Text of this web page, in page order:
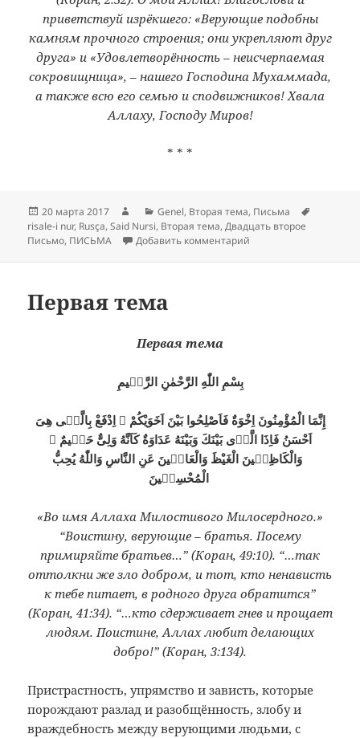
приветствуй изрёкшего: «Верующие подобны
камням прочного строения; они укрепляют друг
друга» и «Удовлетворённость – неисчерпаемая
сокровищница», – нашего Господина Мухаммада,
а также всю его семью и сподвижников! Хвала
Аллаху, Господу Миров!
* * *
Опубликовано
20 марта 2017 АвторРубрики
Genel, Вторая тема, Письма
risale-i nur, Rusça,Said Nursi, Вторая тема,Двадцать второе
Письмо, ПИСЬМА Добавить комментарий
Первая тема
Первая тема
بِسْمِ اللّٰهِ الرَّحْمٰنِ الرَّحٖيمِ
إِنَّمَا الْمُؤْمِنُونَ اِخْوَةٌ فَاَصْلِحُوا بَيْنَ اَخَوَيْكُمْ ۞ اِدْفَعْ بِالَّتٖى هِىَ
اَحْسَنُ فَاِذَا الَّذٖى بَيْنَكَ وَبَيْنَهُ عَدَاوَةٌ كَاَنَّهُ وَلِىٌّ حَمٖيمٌ ۞
وَالْكَاظِمٖينَ الْغَيْظَ وَالْعَافٖينَ عَنِ النَّاسِ وَاللّٰهُ يُحِبُّ
الْمُحْسِنٖينَ
«Во имя Аллаха Милостивого Милосердного.»
“Воистину, верующие – братья. Посему
примиряйте братьев…” (Коран, 49:10). “…так
оттолкни же зло добром, и тот, кто ненависть
к тебе питает, в родного друга обратится”
(Коран, 41:34). “…кто сдерживает гнев и прощает
людям. Поистине, Аллах любит делающих
добро!” (Коран, 3:134).
Пристрастность, упрямство и зависть, которые
порождают разлад и разобщённость, злобу и
враждебность между верующими людьми, с